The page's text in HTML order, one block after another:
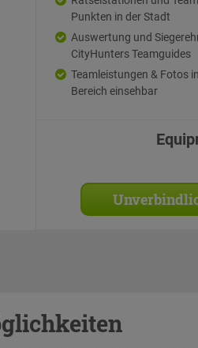
Punkten in der Stadt
Auswertung und
CityHunters Teamguides
Teamleistungen & Fotos
Bereich einsehbar